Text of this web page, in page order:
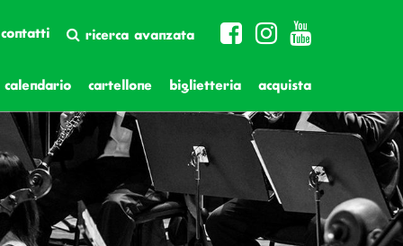
contatti ricerca avanzata
calendario cartellone biglietteria acquista